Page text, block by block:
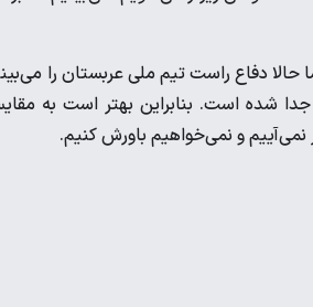
حالا دفاع راست تیم ملی عربستان را
جدا شده است. بنابراین بهتر است به
نمی‌آییم و نمی‌خواهیم باورش کنیم.